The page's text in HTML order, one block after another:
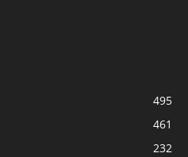
495
461
232